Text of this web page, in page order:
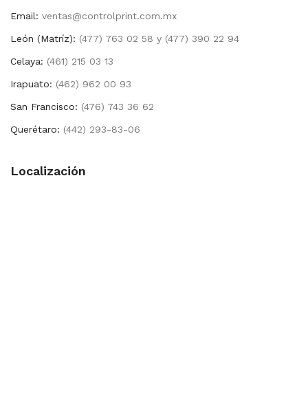
Email: ventas@controlprint.com.mx
León (Matríz): (477) 763 02 58 y (477) 390 22 94
Celaya: (461) 215 03 13
Irapuato: (462) 962 00 93
San Francisco: (476) 743 36 62
Querétaro: (442) 293-83-06
Localización